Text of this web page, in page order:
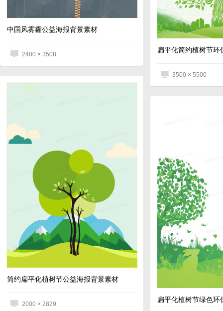
中国风雾霾公益海报背景素材
2480 × 3508
3500 × 5500
简约扁平化植树节公益海报背景素材
2000 × 2829